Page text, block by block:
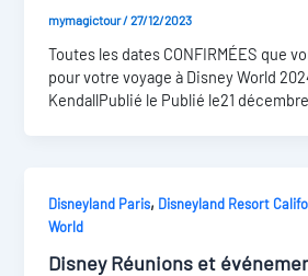
mymagictour/27/12/2023
Toutes les dates CONFIRMÉES que
pour votre voyage à Disney World
KendallPublié le Publié le21 décembre
Disneyland Paris, Disneyland Resort
World
Disney Réunions et